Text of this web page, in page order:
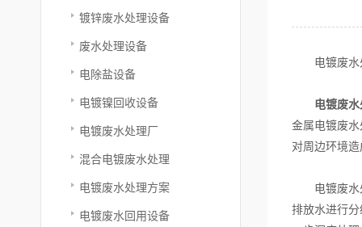
镀锌废水处理设备
废水处理设备
电除盐设备
电镀镍回收设备
电镀废水处理厂
混合电镀废水处理
电镀废水处理方案
电镀废水回用设备
电镀废水处
电镀废
金属电镀废
对周边环境
电镀废水处
排放水进行